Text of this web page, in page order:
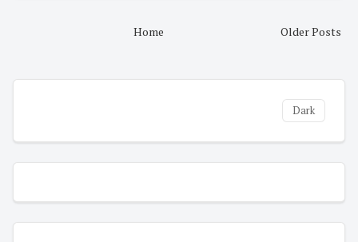
Older Posts
Home
Dark